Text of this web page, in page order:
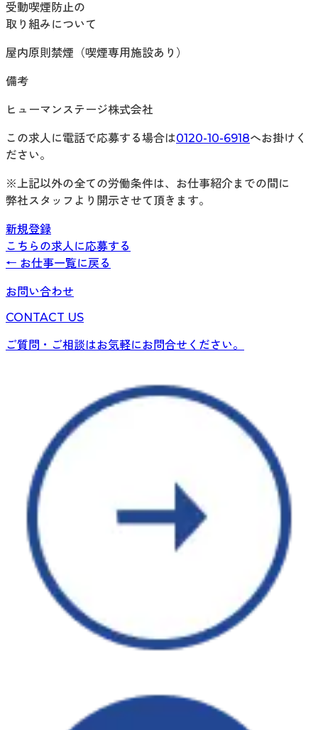
受動喫煙防止の
取り組みについて
屋内原則禁煙（喫煙専用施設あり）
備考
ヒューマンステージ株式会社
この求人に電話で応募する場合は0120-10-6918へお掛けく
ださい。
※上記以外の全ての労働条件は、お仕事紹介までの間に
弊社スタッフより開示させて頂きます。
新規登録
こちらの求人に応募する
← お仕事一覧に戻る
お問い合わせ
CONTACT US
ご質問・ご相談はお気軽にお問合せください。